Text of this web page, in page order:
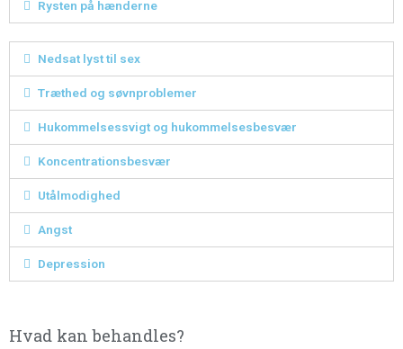
Rysten på hænderne
Nedsat lyst til sex
Træthed og søvnproblemer
Hukommelsessvigt og hukommelsesbesvær
Koncentrationsbesvær
Utålmodighed
Angst
Depression
Hvad kan behandles?